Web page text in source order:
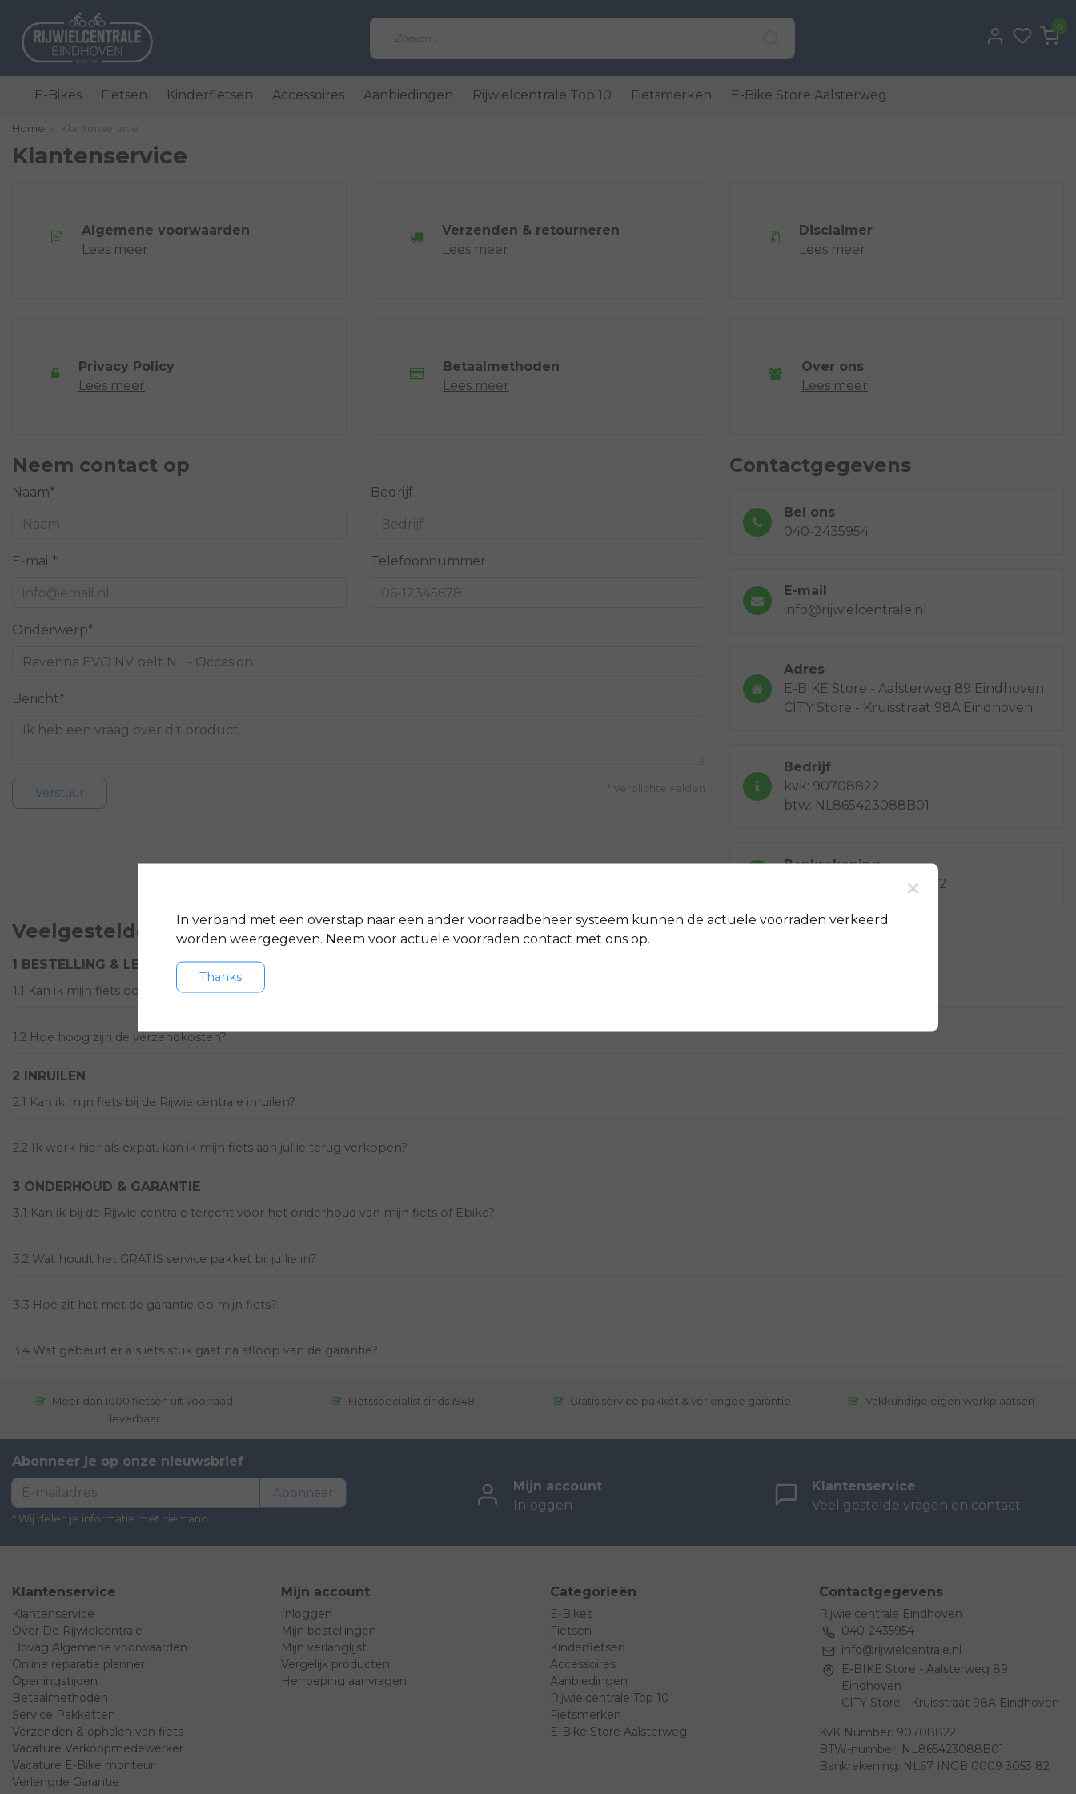
0
E-Bikes Fietsen Kinderfietsen Accessoires Aanbiedingen Rijwielcentrale Top 10 Fietsmerken E-Bike Store Aalsterweg
Home Klantenservice
Klantenservice
Algemene voorwaarden
Lees meer
Verzenden & retourneren
Lees meer
Disclaimer
Lees meer
Privacy Policy
Lees meer
Betaalmethoden
Lees meer
Over ons
Lees meer
Neem contact op
Naam* Bedrijf
E-mail* Telefoonnummer
Onderwerp*
Bericht*
Verstuur * Verplichte velden
Contactgegevens
Bel ons
040-2435954
E-mail
info@rijwielcentrale.nl
Adres
E-BIKE Store - Aalsterweg 89 Eindhoven
CITY Store - Kruisstraat 98A Eindhoven
Bedrijf
kvk: 90708822
btw: NL865423088B01
Bankrekening
NL67 INGB 0009 3053 82
Veelgestelde vragen
1 BESTELLING & LEVERING
1.1 Kan ik mijn fiets ook bij jullie afhalen?
1.2 Hoe hoog zijn de verzendkosten?
2 INRUILEN
2.1 Kan ik mijn fiets bij de Rijwielcentrale inruilen?
2.2 Ik werk hier als expat, kan ik mijn fiets aan jullie terug verkopen?
3 ONDERHOUD & GARANTIE
3.1 Kan ik bij de Rijwielcentrale terecht voor het onderhoud van mijn fiets of Ebike?
3.2 Wat houdt het GRATIS service pakket bij jullie in?
3.3 Hoe zit het met de garantie op mijn fiets?
3.4 Wat gebeurt er als iets stuk gaat na afloop van de garantie?
Meer dan 1000 fietsen uit voorraad
leverbaar
Fietsspecialist sinds 1948 Gratis service pakket & verlengde garantie Vakkundige eigen werkplaatsen
Abonneer je op onze nieuwsbrief
Abonneer
* Wij delen je informatie met niemand.
Mijn account
Inloggen
Klantenservice
Veel gestelde vragen en contact
Klantenservice
Klantenservice
Over De Rijwielcentrale
Bovag Algemene voorwaarden
Online reparatie planner
Openingstijden
Betaalmethoden
Service Pakketten
Verzenden & ophalen van fiets
Vacature Verkoopmedewerker
Vacature E-Bike monteur
Verlengde Garantie
Mijn account
Inloggen
Mijn bestellingen
Mijn verlanglijst
Vergelijk producten
Herroeping aanvragen
Categorieën
E-Bikes
Fietsen
Kinderfietsen
Accessoires
Aanbiedingen
Rijwielcentrale Top 10
Fietsmerken
E-Bike Store Aalsterweg
Contactgegevens
Rijwielcentrale Eindhoven
040-2435954
info@rijwielcentrale.nl
E-BIKE Store - Aalsterweg 89
Eindhoven
CITY Store - Kruisstraat 98A Eindhoven
KvK Number: 90708822
BTW-number: NL865423088B01
Bankrekening: NL67 INGB 0009 3053 82
×
In verband met een overstap naar een ander voorraadbeheer systeem kunnen de actuele voorraden verkeerd
worden weergegeven. Neem voor actuele voorraden contact met ons op.
Thanks